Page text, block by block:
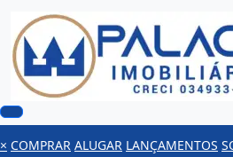
× COMPRAR ALUGAR LANÇAMENTOS